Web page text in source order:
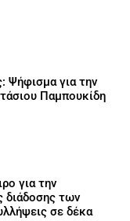
Ψήφισμα για την
Παμπουκίδη
για την
διάδοσης των
σε δέκα